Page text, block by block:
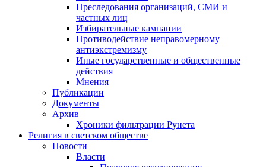
Преследования организаций, СМИ и
частных лиц
Избирательные кампании
Противодействие неправомерному
антиэкстремизму
Иные государственные и общественные
действия
Мнения
Публикации
Документы
Архив
Хроники фильтрации Рунета
Религия в светском обществе
Новости
Власти